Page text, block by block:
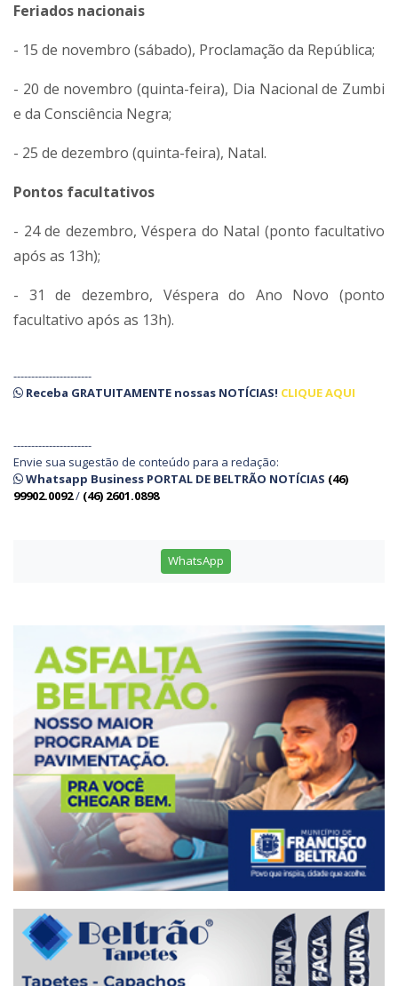
Feriados nacionais
- 15 de novembro (sábado), Proclamação da República;
- 20 de novembro (quinta-feira), Dia Nacional de Zumbi
e da Consciência Negra;
- 25 de dezembro (quinta-feira), Natal.
Pontos facultativos
- 24 de dezembro, Véspera do Natal (ponto facultativo
após as 13h);
- 31 de dezembro, Véspera do Ano Novo (ponto
facultativo após as 13h).
----------------------
Receba GRATUITAMENTE nossas NOTÍCIAS! CLIQUE AQUI
----------------------
Envie sua sugestão de conteúdo para a redação:
Whatsapp Business PORTAL DE BELTRÃO NOTÍCIAS (46)
99902.0092/ (46) 2601.0898
WhatsApp